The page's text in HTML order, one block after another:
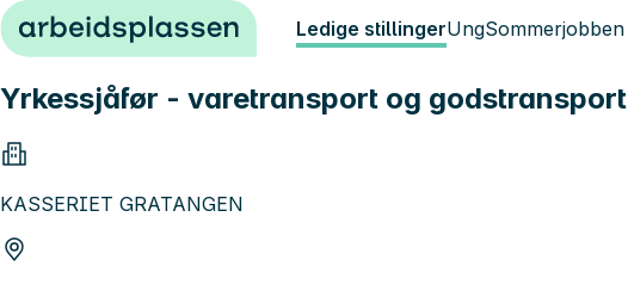
Hopp til innhold Ledige stillingerUngSommerjobben
Yrkessjåfør - varetransport og godstransport
KASSERIET GRATANGEN